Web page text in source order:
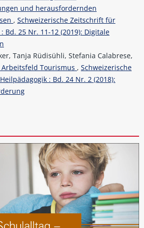
und herausfordernden
, Schweizerische Zeitschrift für
Bd. 25 Nr. 11-12 (2019): Digitale
Tanja Rüdisühli, Stefania Calabrese,
Tourismus , Schweizerische
: Bd. 24 Nr. 2 (2018):